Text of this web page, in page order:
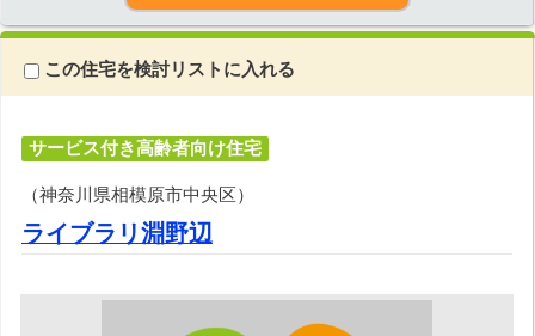
この住宅を検討リストに入れる
サービス付き高齢者向け住宅
（神奈川県相模原市中央区）
ライブラリ淵野辺